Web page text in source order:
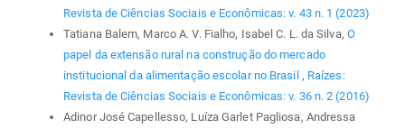
Revista de Ciências Sociais e Econômicas: v. 43 n. 1 (2023)
Tatiana Balem, Marco A. V. Fialho, Isabel C. L. da Silva, O
papel da extensão rural na construção do mercado
institucional da alimentação escolar no Brasil , Raízes:
Revista de Ciências Sociais e Econômicas: v. 36 n. 2 (2016)
Adinor José Capellesso, Luíza Garlet Pagliosa, Andressa